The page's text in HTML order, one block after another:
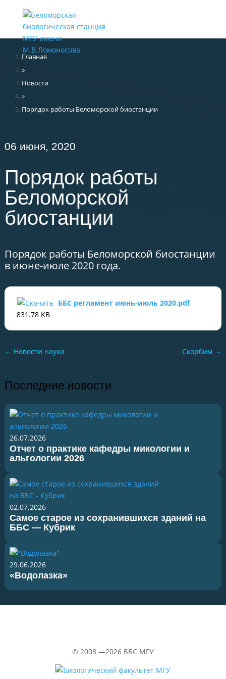
Главная
»
Новости
»
Порядок работы Беломорской биостанции
06 июня, 2020
Порядок работы
Беломорской
биостанции
Порядок работы Беломорской биостанции
в июне-июле 2020 года.
ББС регламент июнь-июль 2020.pdf
831.78 KB
← Новости науки Скорбим →
Последние новости
26.07.2026
Отчет о практике кафедры микологии и
альгологии 2026
02.07.2026
Самое старое из сохранившихся зданий на
ББС — Кубрик
29.06.2026
«Водолазка»
© 2008 —2026 ББС МГУ